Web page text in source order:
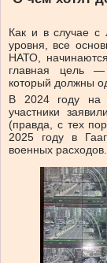
Как и в случае с
уровня, все
НАТО,
главная цель —
который должны
В 2024 году на
участники
(правда, с тех
2025 году в
военных расходов.